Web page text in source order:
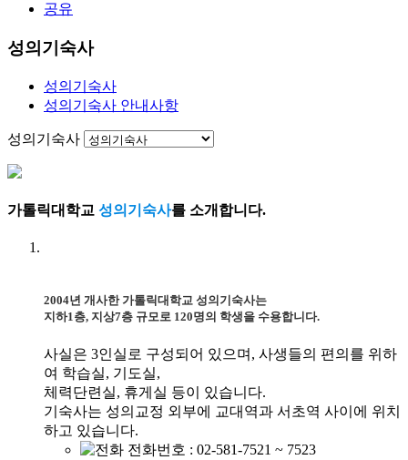
공유
성의기숙사
성의기숙사
성의기숙사 안내사항
성의기숙사
가톨릭대학교 성의기숙사를 소개합니다.
2004년 개사한 가톨릭대학교 성의기숙사는
지하1층, 지상7층 규모로 120명의 학생을 수용합니다.
사실은 3인실로 구성되어 있으며, 사생들의 편의를 위하
여 학습실, 기도실,
체력단련실, 휴게실 등이 있습니다.
기숙사는 성의교정 외부에 교대역과 서초역 사이에 위치
하고 있습니다.
전화번호 : 02-581-7521 ~ 7523